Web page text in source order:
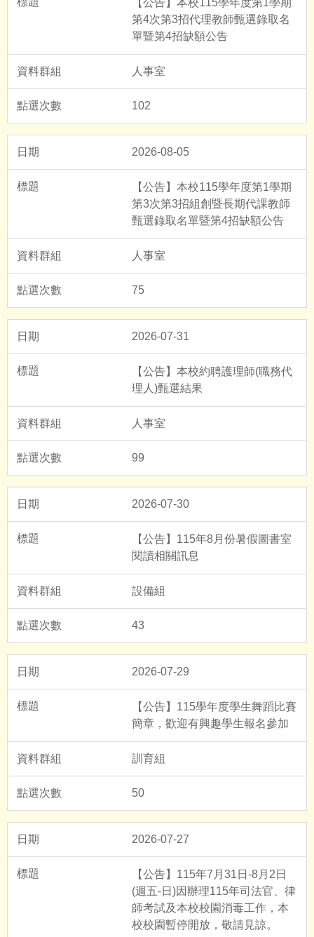
【公告】本校115學年度第1學期
第4次第3招代理教師甄選錄取名
單暨第4招缺額公告
人事室
102
2026-08-05
【公告】本校115學年度第1學期
第3次第3招組創暨長期代課教師
甄選錄取名單暨第4招缺額公告
人事室
75
2026-07-31
【公告】本校約聘護理師(職務代
理人)甄選結果
人事室
99
2026-07-30
【公告】115年8月份暑假圖書室
閱讀相關訊息
設備組
43
2026-07-29
【公告】115學年度學生舞蹈比賽
簡章，歡迎有興趣學生報名參加
訓育組
50
2026-07-27
【公告】115年7月31日-8月2日
(週五-日)因辦理115年司法官、律
師考試及本校校園消毒工作，本
校校園暫停開放，敬請見諒。